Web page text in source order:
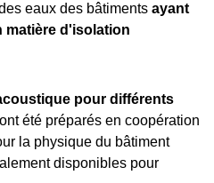
eaux des bâtiments ayant
matière d'isolation
pour différents
été préparés en coopération
la physique du bâtiment
disponibles pour